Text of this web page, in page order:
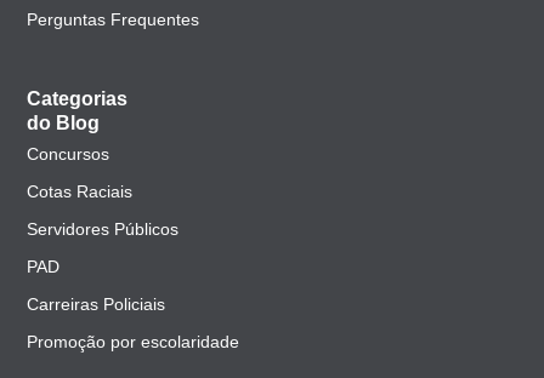
Perguntas Frequentes
Categorias
do Blog
Concursos
Cotas Raciais
Servidores Públicos
PAD
Carreiras Policiais
Promoção por escolaridade